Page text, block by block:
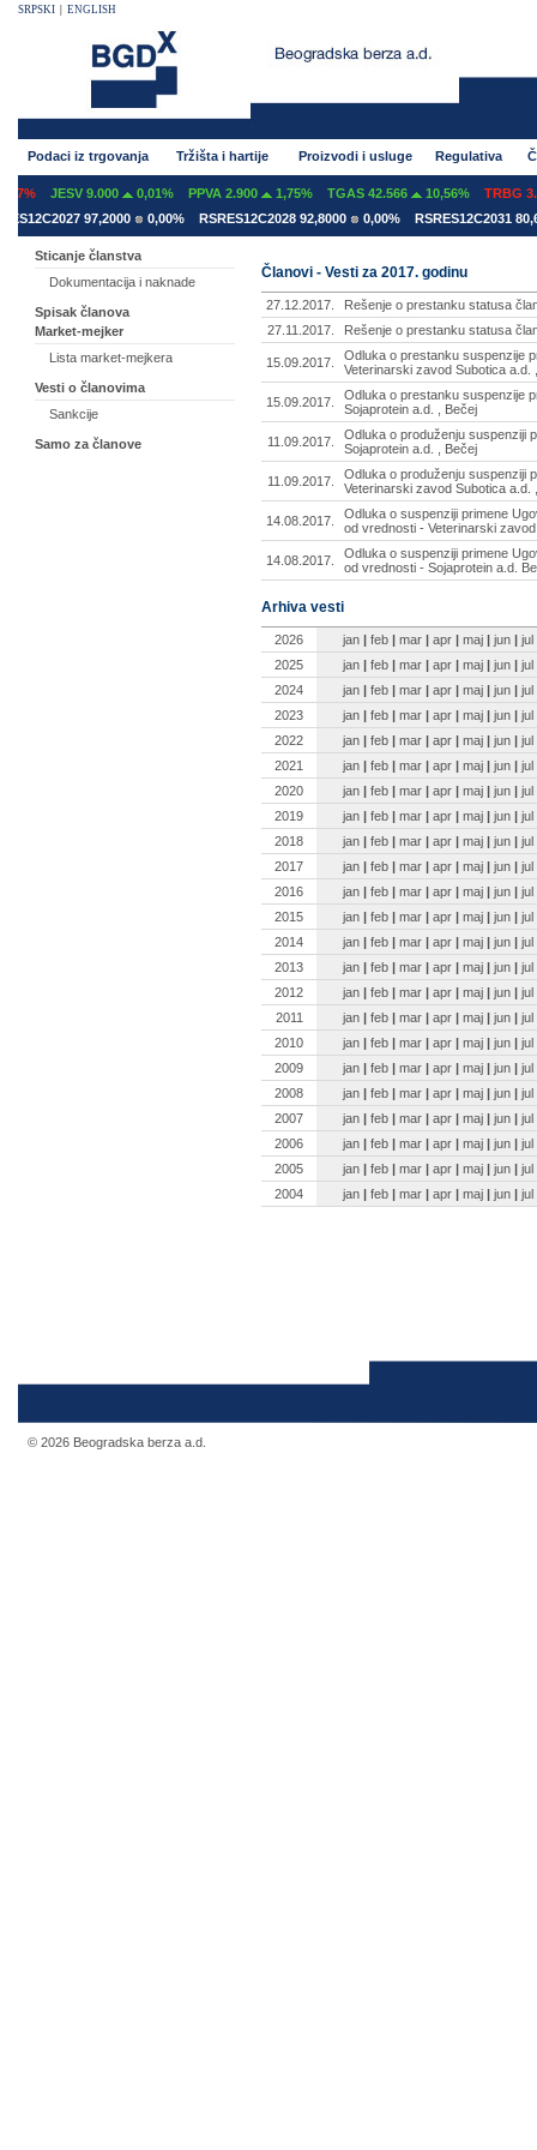
SRPSKI ENGLISH
Podaci iz trgovanja Tržišta i hartije Proizvodi i usluge Regulativa
JESV 9.000 0,01% PPVA 2.900 1,75% TGAS 42.566 10,56%
TRBG
97,2000
0,00% RSRES12C2028 92,8000 0,00% RSRES12C2031
Sticanje članstva
Dokumentacija i naknade
Spisak članova
Market-mejker
Lista market-mejkera
Vesti o članovima
Sankcije
Samo za članove
Članovi - Vesti za 2017. godinu
27.12.2017.
Rešenje o prestanku statusa
27.11.2017.
Rešenje o prestanku statusa
15.09.2017.
Odluka o prestanku suspenzije
Veterinarski zavod Subotica a.d.
15.09.2017.
Odluka o prestanku suspenzije
Sojaprotein a.d. , Bečej
11.09.2017.
Odluka o produženju suspenziji
Sojaprotein a.d. , Bečej
11.09.2017.
Odluka o produženju suspenziji
Veterinarski zavod Subotica a.d.
14.08.2017.
Odluka o suspenziji primene
od vrednosti - Veterinarski
14.08.2017.
Odluka o suspenziji primene
od vrednosti - Sojaprotein a.d.
Arhiva vesti
2026 jan | feb | mar | apr | maj | jun | jul
2025
jan | feb | mar | apr | maj | jun | jul
2024
jan | feb | mar | apr | maj | jun | jul
2023
jan | feb | mar | apr | maj | jun | jul
2022
jan | feb | mar | apr | maj | jun | jul
2021
jan | feb | mar | apr | maj | jun | jul
2020
jan | feb | mar | apr | maj | jun | jul
2019
jan | feb | mar | apr | maj | jun | jul
2018
jan | feb | mar | apr | maj | jun | jul
2017
jan | feb | mar | apr | maj | jun | jul
2016
jan | feb | mar | apr | maj | jun | jul
2015
jan | feb | mar | apr | maj | jun | jul
2014
jan | feb | mar | apr | maj | jun | jul
2013
jan | feb | mar | apr | maj | jun | jul
2012
jan | feb | mar | apr | maj | jun | jul
2011
jan | feb | mar | apr | maj | jun | jul
2010
jan | feb | mar | apr | maj | jun | jul
2009
jan | feb | mar | apr | maj | jun | jul
2008
jan | feb | mar | apr | maj | jun | jul
2007
jan | feb | mar | apr | maj | jun | jul
2006
jan | feb | mar | apr | maj | jun | jul
2005
jan | feb | mar | apr | maj | jun | jul
2004
jan | feb | mar | apr | maj | jun | jul
© 2026 Beogradska berza a.d.